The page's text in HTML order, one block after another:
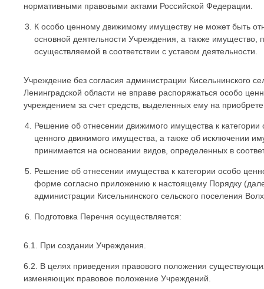
нормативными правовыми актами Российской Федерации.
К особо ценному движимому имуществу не может быть
основной деятельности Учреждения, а также
осуществляемой в соответствии с уставом деятельности.
Учреждение без согласия администрации Кисельнинского
Ленинградской области не вправе распоряжаться особо
учреждением за счет средств, выделенных ему на
Решение об отнесении движимого имущества к
ценного движимого имущества, а также об исключении
принимается на основании видов, определенных в
Решение об отнесении имущества к категории особо
форме согласно приложению к настоящему Порядку
администрации Кисельнинского сельского поселения
Подготовка Перечня осуществляется:
6.1. При создании Учреждения.
6.2. В целях приведения правового положения
изменяющих правовое положение Учреждений.